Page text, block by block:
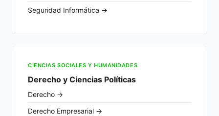
Seguridad Informática →
CIENCIAS SOCIALES Y HUMANIDADES
Derecho y Ciencias Políticas
Derecho →
Derecho Empresarial →